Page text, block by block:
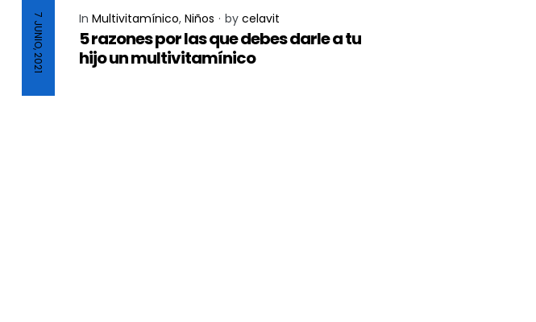
7 JUNIO, 2021 In Multivitamínico, Niños by celavit
5 razones por las que debes darle a tu
hijo un multivitamínico